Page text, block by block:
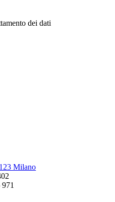
dei dati
Milano